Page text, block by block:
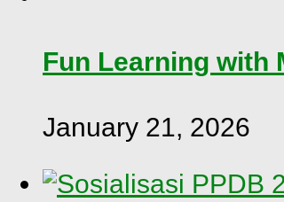
Fun Learning with
January 21, 2026